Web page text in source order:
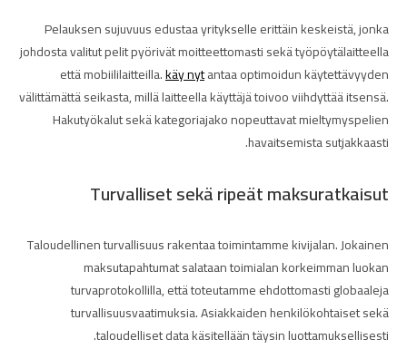
Pelauksen sujuvuus edustaa yritykselle erittäin keskeistä, jonka
johdosta valitut pelit pyörivät moitteettomasti sekä työpöytälaitteella
että mobiililaitteilla.käy nytantaa optimoidun käytettävyyden
välittämättä seikasta, millä laitteella käyttäjä toivoo viihdyttää itsensä.
Hakutyökalut sekä kategoriajako nopeuttavat mieltymyspelien
havaitsemista sutjakkaasti.
Turvalliset sekä ripeät maksuratkaisut
Taloudellinen turvallisuus rakentaa toimintamme kivijalan. Jokainen
maksutapahtumat salataan toimialan korkeimman luokan
turvaprotokollilla, että toteutamme ehdottomasti globaaleja
turvallisuusvaatimuksia. Asiakkaiden henkilökohtaiset sekä
taloudelliset data käsitellään täysin luottamuksellisesti.